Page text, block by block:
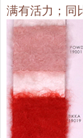
满有活力；同